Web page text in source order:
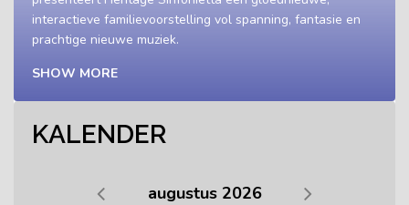
interactieve familievoorstelling vol spanning, fantasie en
prachtige nieuwe muziek.
SHOW MORE
KALENDER
augustus 2026